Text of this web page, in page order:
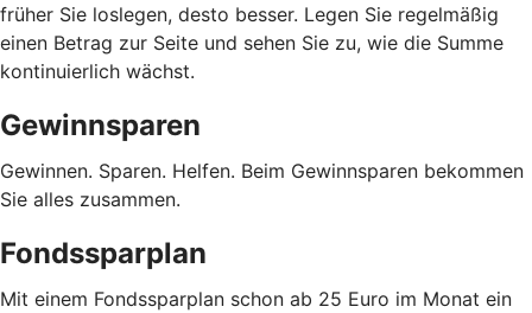
früher Sie loslegen, desto besser. Legen Sie regelmäßig
einen Betrag zur Seite und sehen Sie zu, wie die Summe
kontinuierlich wächst.
Gewinnsparen
Gewinnen. Sparen. Helfen. Beim Gewinnsparen bekommen
Sie alles zusammen.
Fondssparplan
Mit einem Fondssparplan schon ab 25 Euro im Monat ein